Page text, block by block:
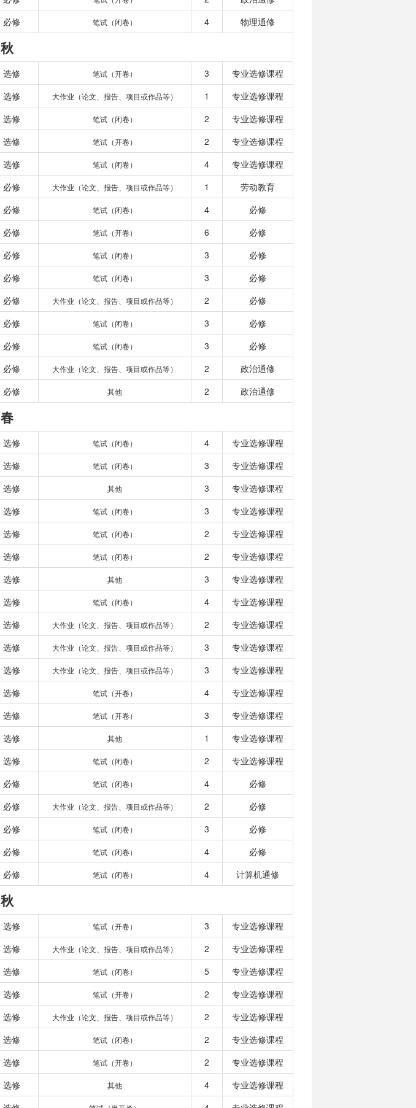
必修 笔试（闭卷） 4 物理通修
选修 笔试（开卷） 3
专业选修课程
选修 大作业（论文、报告、项目或作品等） 1
专业选修课程
选修 笔试（闭卷） 2
专业选修课程
选修 笔试（开卷） 2
专业选修课程
选修 笔试（闭卷） 4
专业选修课程
必修 大作业（论文、报告、项目或作品等） 1
劳动教育
必修 笔试（闭卷） 4
必修
必修 笔试（开卷） 6
必修
必修 笔试（闭卷） 3
必修
必修 笔试（闭卷） 3
必修
必修 大作业（论文、报告、项目或作品等） 2
必修
必修 笔试（闭卷） 3
必修
必修 笔试（闭卷） 3
必修
必修 大作业（论文、报告、项目或作品等） 2
政治通修
必修 其他 2 政治通修
选修 笔试（闭卷） 4
专业选修课程
选修 笔试（闭卷） 3
专业选修课程
选修 其他 3
专业选修课程
选修 笔试（闭卷） 3
专业选修课程
选修 笔试（闭卷） 2
专业选修课程
选修 笔试（闭卷） 2
专业选修课程
选修 其他 3
专业选修课程
选修 笔试（闭卷） 4
专业选修课程
选修 大作业（论文、报告、项目或作品等） 2
专业选修课程
选修 大作业（论文、报告、项目或作品等） 3
专业选修课程
选修 大作业（论文、报告、项目或作品等） 3
专业选修课程
选修 笔试（开卷） 4
专业选修课程
选修 笔试（开卷） 3
专业选修课程
选修 其他 1
专业选修课程
选修 笔试（闭卷） 2
专业选修课程
必修 笔试（闭卷） 4
必修
必修 大作业（论文、报告、项目或作品等） 2
必修
必修 笔试（闭卷） 3
必修
必修 笔试（闭卷） 4
必修
必修 笔试（闭卷） 4 计算机通修
选修 笔试（开卷） 3
专业选修课程
选修 大作业（论文、报告、项目或作品等） 2
专业选修课程
选修 笔试（闭卷） 5
专业选修课程
选修 笔试（开卷） 2
专业选修课程
选修 大作业（论文、报告、项目或作品等） 2
专业选修课程
选修 笔试（闭卷） 2
专业选修课程
选修 笔试（开卷） 2
专业选修课程
选修 其他 4
专业选修课程